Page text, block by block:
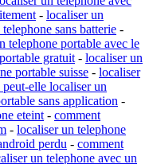
- localiser un
sans batterie -
telephone portable avec le
gratuit - localiser un
portable suisse - localiser
elle localiser un
sans application -
eteint - comment
- localiser un telephone
perdu - comment
un telephone avec un